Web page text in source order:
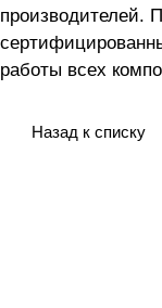
производителей.
работы всех
Назад к списку